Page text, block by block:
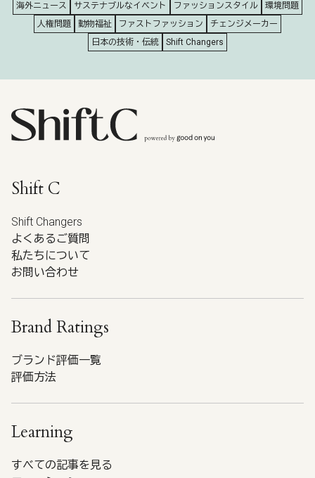
海外ニュース
サステナブルなイベント ファッションスタイル
環境問題
人権問題
動物福祉 ファストファッション
チェンジメーカー
日本の技術・伝統
Shift Changers
Shift C
Shift Changers
よくあるご質問
私たちについて
お問い合わせ
Brand Ratings
ブランド評価一覧
評価方法
Learning
すべての記事を見る